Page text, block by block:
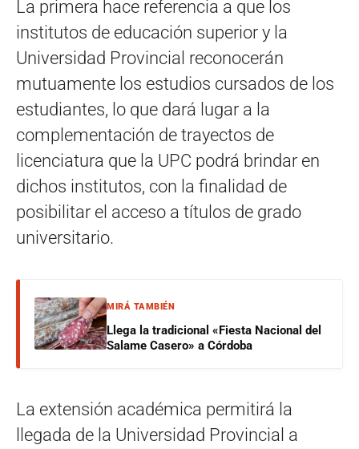
La primera hace referencia a que los
institutos de educación superior y la
Universidad Provincial reconocerán
mutuamente los estudios cursados de los
estudiantes, lo que dará lugar a la
complementación de trayectos de
licenciatura que la UPC podrá brindar en
dichos institutos, con la finalidad de
posibilitar el acceso a títulos de grado
universitario.
MIRÁ TAMBIÉN
Llega la tradicional «Fiesta Nacional del
Salame Casero» a Córdoba
La extensión académica permitirá la
llegada de la Universidad Provincial a